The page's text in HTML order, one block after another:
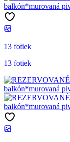
13 fotiek
13 fotiek